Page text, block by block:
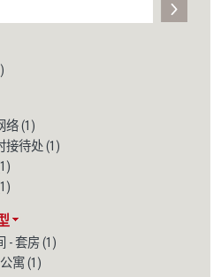
络 (1)
接待处 (1)
- 套房 (1)
寓 (1)